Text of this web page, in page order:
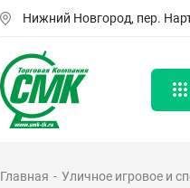
Нижний Новгород, пер.
Главная Уличное игровое и